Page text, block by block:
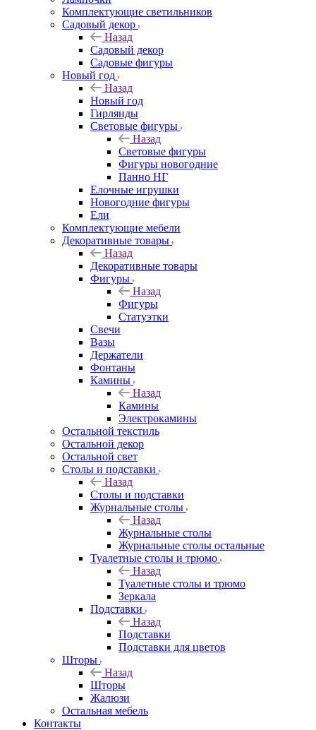
Комплектующие светильников
Садовый декор
Назад
Садовый декор
Садовые фигуры
Новый год
Назад
Новый год
Гирлянды
Световые фигуры
Назад
Световые фигуры
Фигуры новогодние
Панно НГ
Елочные игрушки
Новогодние фигуры
Ели
Комплектующие мебели
Декоративные товары
Назад
Декоративные товары
Фигуры
Назад
Фигуры
Статуэтки
Свечи
Вазы
Держатели
Фонтаны
Камины
Назад
Камины
Электрокамины
Остальной текстиль
Остальной декор
Остальной свет
Столы и подставки
Назад
Столы и подставки
Журнальные столы
Назад
Журнальные столы
Журнальные столы остальные
Туалетные столы и трюмо
Назад
Туалетные столы и трюмо
Зеркала
Подставки
Назад
Подставки
Подставки для цветов
Шторы
Назад
Шторы
Жалюзи
Остальная мебель
Контакты